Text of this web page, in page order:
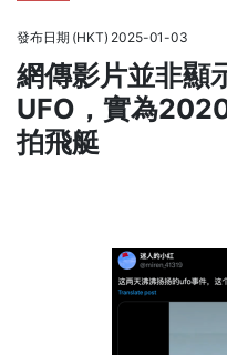
發布日期 (HKT) 2025-01-03
網傳影片並非顯
UFO，實為
拍飛艇